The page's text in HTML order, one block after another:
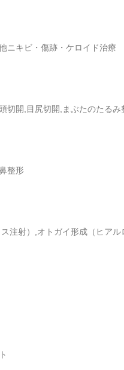
ニキビ・傷跡・ケロイド治療
切開,目尻切開,まぶたのたる
整形
注射）,オトガイ形成（ヒア